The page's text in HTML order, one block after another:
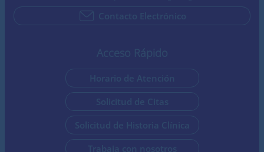
Contacto Electrónico
Acceso Rápido
Horario de Atención
Solicitud de Citas
Solicitud de Historia Clínica
Trabaja con nosotros